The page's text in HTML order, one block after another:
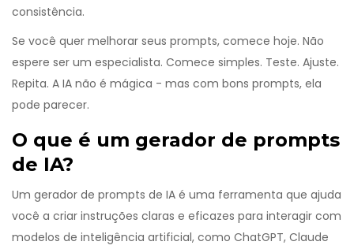
consistência.
Se você quer melhorar seus prompts, comece hoje. Não
espere ser um especialista. Comece simples. Teste. Ajuste.
Repita. A IA não é mágica - mas com bons prompts, ela
pode parecer.
O que é um gerador de prompts
de IA?
Um gerador de prompts de IA é uma ferramenta que ajuda
você a criar instruções claras e eficazes para interagir com
modelos de inteligência artificial, como ChatGPT, Claude